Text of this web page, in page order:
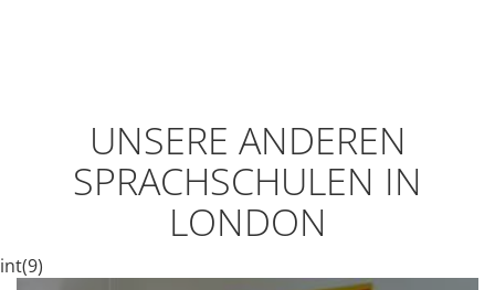
UNSERE ANDEREN
SPRACHSCHULEN IN
LONDON
int(9)